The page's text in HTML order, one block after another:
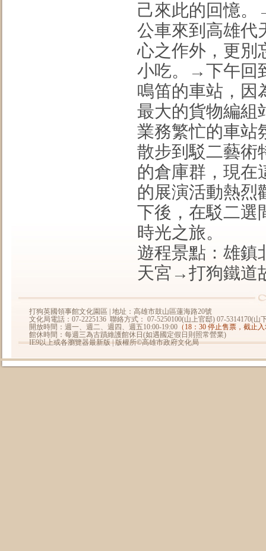
己來此的回憶
公車來到高雄代
心之作外，更別
小吃。→下午回
鳴笛的車站，因
最大的貨物編組
業務繁忙的車
散步到駁二藝術
的倉庫群，現在
的展演活動熱
下後，在駁二選
時光之旅。
遊程景點：雄
天宮→打狗鐵道
打狗英國領事館文化園區 | 地址：高雄市鼓山區蓮海路20號
文化局電話：07-2225136 聯絡方式： 07-5250100(山上官邸) 07-5314170(山
開放時間：週一、週二、週四、週五10:00-19:00 （18：30 停止售票，截止
館休時間：每週三為古蹟維護館休日(如遇國定假日則照常營業)
IE9以上或各瀏覽器最新版 | 版權所©高雄市政府文化局